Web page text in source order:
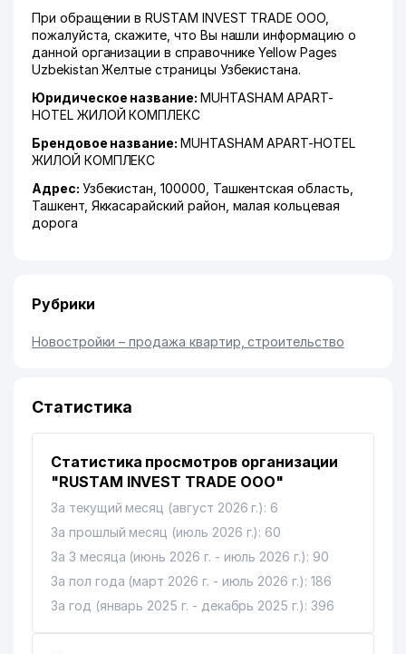
При обращении в RUSTAM INVEST TRADE ООО,
пожалуйста, скажите, что Вы нашли информацию о
данной организации в справочнике Yellow Pages
Uzbekistan Желтые страницы Узбекистана.
Юридическое название: MUHTASHAM APART-
HOTEL ЖИЛОЙ КОМПЛЕКС
Брендовое название: MUHTASHAM APART-HOTEL
ЖИЛОЙ КОМПЛЕКС
Адрес: Узбекистан, 100000, Ташкентская область
Ташкент, Яккасарайский район малая кольцевая
дорога
Рубрики
Новостройки – продажа квартир, строительство
Статистика
Статистика просмотров организации
"RUSTAM INVEST TRADE ООО"
За текущий месяц (август 2026 г.): 6
За прошлый месяц (июль 2026 г.): 60
За 3 месяца (июнь 2026 г. - июль 2026 г.): 90
За пол года (март 2026 г. - июль 2026 г.): 186
За год (январь 2025 г. - декабрь 2025 г.): 396